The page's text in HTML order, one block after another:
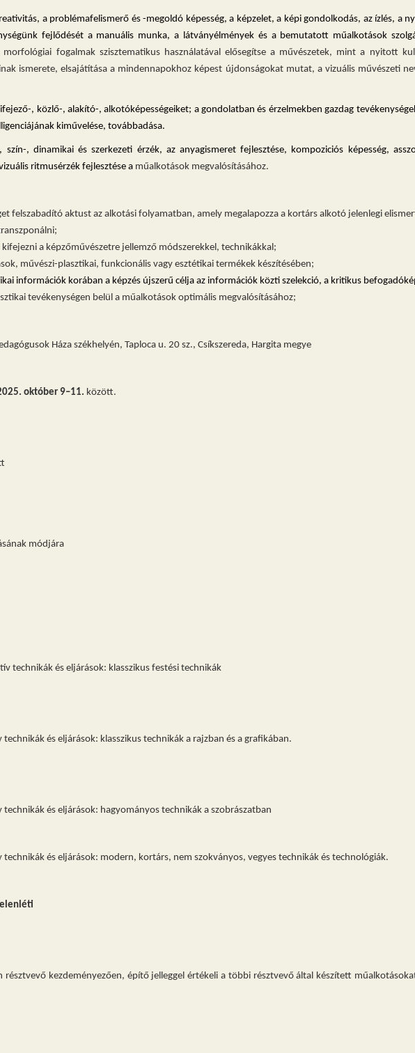
a problémafelismerő és -megoldó képesség, a képzelet, a képi gondolkodás, az ízlés, a
fejlődését a manuális munka, a látványélmények és a bemutatott műalkotások
fogalmak szisztematikus használatával elősegítse a művészetek, mint a nyitott
ismerete, elsajátítása a mindennapokhoz képest újdonságokat mutat, a vizuális művészeti
, közlő-, alakító-, alkotóképességeiket; a gondolatban és érzelmekben gazdag
kiművelése, továbbadása.
, dinamikai és szerkezeti érzék, az anyagismeret fejlesztése, kompoziciós képesség,
ritmusérzék fejlesztése a műalkotások megvalósításához.
felszabadító aktust az alkotási folyamatban, amely megalapozza a kortárs alkotó jelenlegi
a képzőművészetre jellemző módszerekkel, technikákkal;
művészi-plasztikai, funkcionális vagy esztétikai termékek készítésében;
információk korában a képzés újszerű célja az információk közti szelekció, a kritikus
tevékenységen belül a műalkotások optimális megvalósításához;
Háza székhelyén, Taploca u. 20 sz., Csíkszereda, Hargita megye
október 9–11. között.
módjára
technikák és eljárások: klasszikus festési technikák
és eljárások: klasszikus technikák a rajzban és a grafikában.
és eljárások: hagyományos technikák a szobrászatban
és eljárások: modern, kortárs, nem szokványos, vegyes technikák és technológiák.
résztvevő kezdeményezően, építő jelleggel értékeli a többi résztvevő által készített